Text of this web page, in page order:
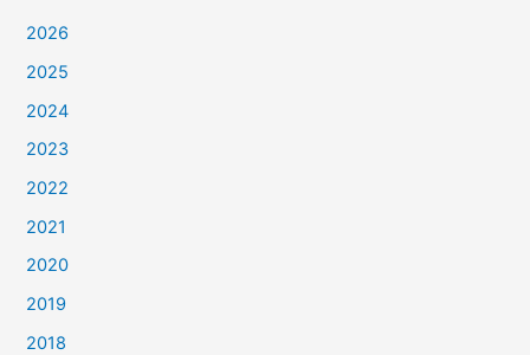
2026
2025
2024
2023
2022
2021
2020
2019
2018